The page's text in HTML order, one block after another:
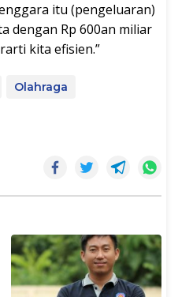
itu (pengeluaran)
dengan Rp 600an miliar
kita efisien.”
Olahraga